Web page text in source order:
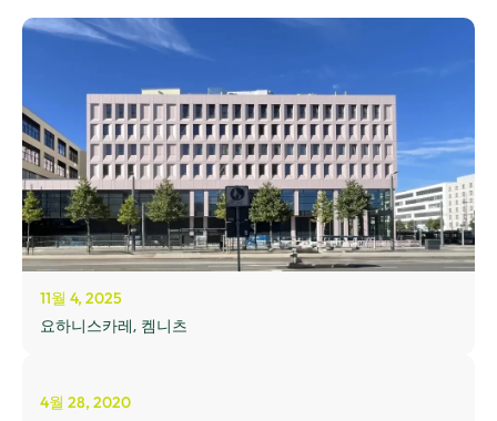
11월 4, 2025
요하니스카레, 켐니츠
4월 28, 2020